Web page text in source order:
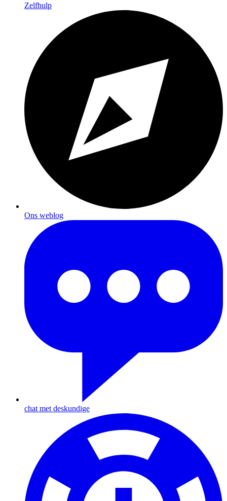
Zelfhulp
Ons weblog
chat met deskundige